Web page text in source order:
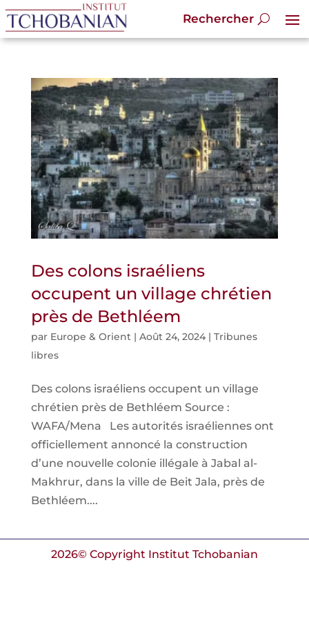
Des colons israéliens
occupent un village chrétien
près de Bethléem
par Europe & Orient| Août 24, 2024| Tribunes
libres
Des colons israéliens occupent un village
chrétien près de Bethléem Source :
WAFA/Mena Les autorités israéliennes ont
officiellement annoncé la construction
d’une nouvelle colonie illégale à Jabal al-
Makhrur, dans la ville de Beit Jala, près de
Bethléem....
2026© Copyright Institut Tchobanian